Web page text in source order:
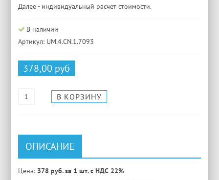
Далее - индивидуальный расчет стоимости.
В наличии
Артикул: UM.4.CN.1.7093
378,00 руб
ОПИСАНИЕ
Цена: 378 руб. за 1 шт. с НДС 22%